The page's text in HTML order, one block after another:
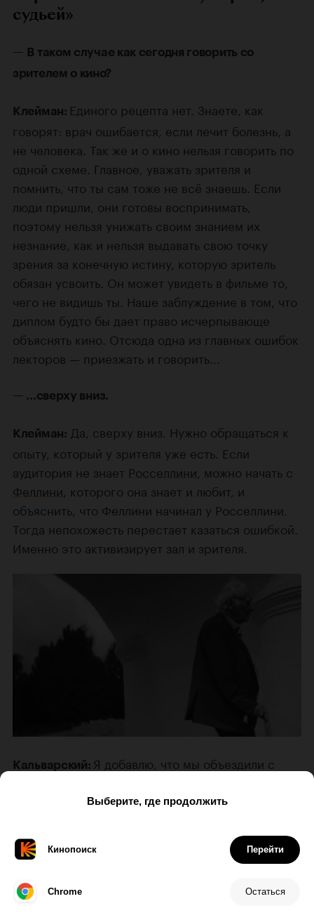
судьей»
— В таком случае как сегодня говорить со
зрителем о кино?
Клейман: Единого рецепта нет. Знаете, как
говорят: врач ошибается, если лечит болезнь, а
не человека. Так же и о кино нельзя говорить по
одной схеме. Главное, уважать зрителя и
помнить, что ты сам тоже не всё знаешь. Если
люди пришли, они готовы воспринимать,
поэтому нельзя унижать своим знанием их
незнание, как и нельзя выдавать свою точку
зрения за конечную истину, которую зритель
обязан усвоить. Он может увидеть в фильме то,
чего не видишь ты. Наше заблуждение в том, что
диплом будто бы дает право исчерпывающе
объяснять кино. Отсюда одна из главных ошибок
лекторов — приезжать и говорить...
— ...сверху вниз.
Клейман: Да, сверху вниз. Нужно обращаться к
опыту, который у зрителя уже есть. Если
аудитория не знает Росселлини , можно начать с
Феллини , которого она знает и любит, и
объяснить, что Феллини начинал у Росселлини.
Тогда непохожесть перестает казаться ошибкой.
Именно это активизирует зал и зрителя.
Кальварский: Я добавлю, что мы объездили с
Владивостока и видели у зрителей по всей
понять то, что мы показываем. У нас никогда не
было задачи делать кино, отрезанное от зрителя,
нам всегда хотелось универсального разговора.